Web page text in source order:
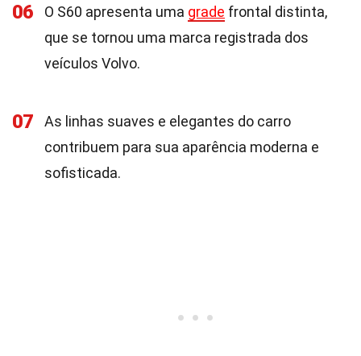
06 O S60 apresenta uma grade frontal distinta,
que se tornou uma marca registrada dos
veículos Volvo.
07
As linhas suaves e elegantes do carro
contribuem para sua aparência moderna e
sofisticada.